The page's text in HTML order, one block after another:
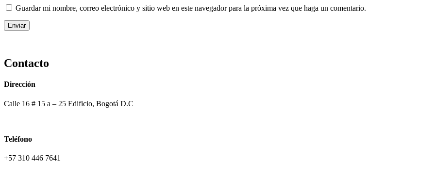
Guardar mi nombre, correo electrónico y sitio web en este navegador para la próxima vez que haga un comentario.
Contacto
Dirección
Calle 16 # 15 a – 25 Edificio, Bogotá D.C
Teléfono
+57 310 446 7641